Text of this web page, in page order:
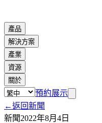
產品
解決方案
產業
資源
關於
預約展示
←返回新聞
新聞2022年8月4日